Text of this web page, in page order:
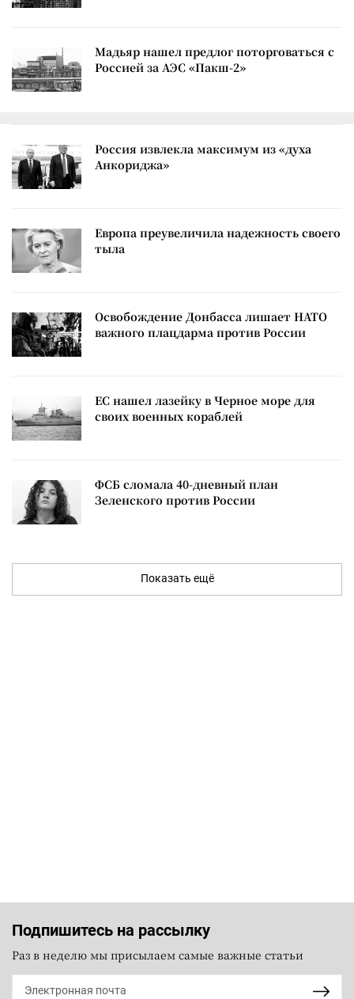
Мадьяр нашел предлог поторговаться с
Россией за АЭС «Пакш-2»
Россия извлекла максимум из «духа
Анкориджа»
Европа преувеличила надежность своего
тыла
Освобождение Донбасса лишает НАТО
важного плацдарма против России
ЕС нашел лазейку в Черное море для
своих военных кораблей
ФСБ сломала 40-дневный план
Зеленского против России
Показать ещё
Подпишитесь на рассылку
Раз в неделю мы присылаем самые важные статьи